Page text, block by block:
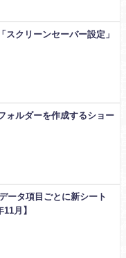
スクリーンセーバー設定」
ォルダーを作成するショー
ータ項目ごとに新シート
月】